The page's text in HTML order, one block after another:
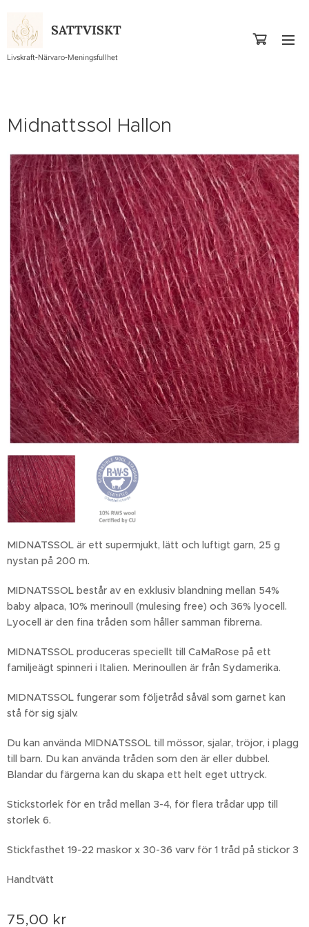
SATTVISKT
Livskraft-Närvaro-Meningsfullhet
Midnattssol Hallon
MIDNATSSOL är ett supermjukt, lätt och luftigt garn, 25 g
nystan på 200 m.
MIDNATSSOL består av en exklusiv blandning mellan 54%
baby alpaca, 10% merinoull (mulesing free) och 36% lyocell.
Lyocell är den fina tråden som håller samman fibrerna.
MIDNATSSOL produceras speciellt till CaMaRose på ett
familjeägt spinneri i Italien. Merinoullen är från Sydamerika.
MIDNATSSOL fungerar som följetråd såväl som garnet kan
stå för sig själv.
Du kan använda MIDNATSSOL till mössor, sjalar, tröjor, i plagg
till barn. Du kan använda tråden som den är eller dubbel.
Blandar du färgerna kan du skapa ett helt eget uttryck.
Stickstorlek för en tråd mellan 3-4, för flera trådar upp till
storlek 6.
Stickfasthet 19-22 maskor x 30-36 varv för 1 tråd på stickor 3
Handtvätt
75,00 kr